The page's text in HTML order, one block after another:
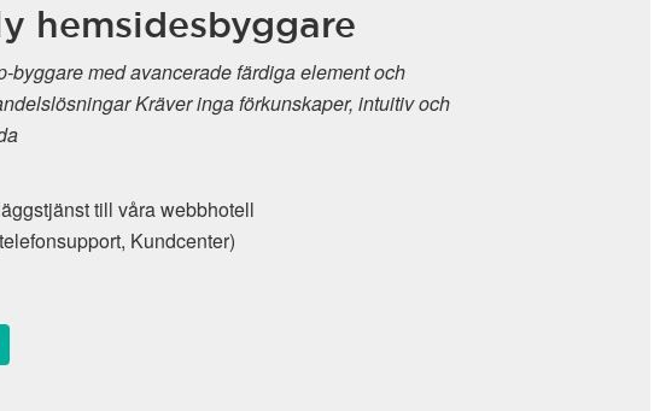
avancerade färdiga element och
Kräver inga förkunskaper, intuitiv och
våra webbhotell
Kundcenter)